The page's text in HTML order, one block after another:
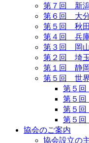
第７回 新
第６回 大
第５回 秋田
第４回 兵
第３回 岡
第２回 埼玉
第１回 静岡
第５回 世
第５
第５
第５
第５
協会のご案内
協会設立の